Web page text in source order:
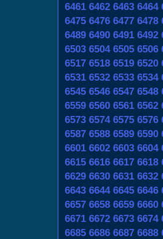
6461 6462 6463 6464
6475 6476 6477 6478
6489 6490 6491 6492
6503 6504 6505 6506
6517 6518 6519 6520
6531 6532 6533 6534
6545 6546 6547 6548
6559 6560 6561 6562
6573 6574 6575 6576
6587 6588 6589 6590
6601 6602 6603 6604
6615 6616 6617 6618
6629 6630 6631 6632
6643 6644 6645 6646
6657 6658 6659 6660
6671 6672 6673 6674
6685 6686 6687 6688